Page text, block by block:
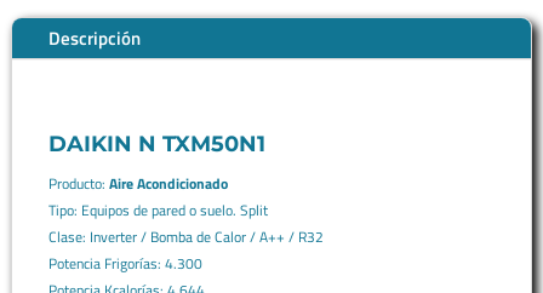
fg
-
Split
1x1
-
Wifi
cantidad
Descripción
DAIKIN N TXM50N1
Producto: Aire Acondicionado
Tipo: Equipos de pared o suelo. Split
Clase: Inverter / Bomba de Calor / A++ / R32
Potencia Frigorías: 4.300